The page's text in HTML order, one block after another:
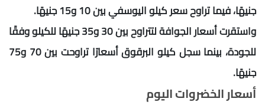
جنيهًا، فيما تراوح سعر كيلو اليوسفي بين 10 و15 جنيهًا.
واستقرت أسعار الجوافة لتتراوح بين 30 و35 جنيهًا للكيلو وفقًا
للجودة، بينما سجل كيلو البرقوق أسعارًا تراوحت بين 70 و75
جنيهًا.
أسعار الخضروات اليوم